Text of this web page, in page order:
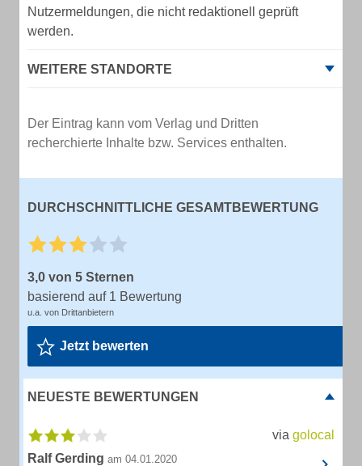
Nutzermeldungen, die nicht redaktionell geprüft
werden.
WEITERE STANDORTE
Der Eintrag kann vom Verlag und Dritten
recherchierte Inhalte bzw. Services enthalten.
DURCHSCHNITTLICHE GESAMTBEWERTUNG
3,0 von 5 Sternen
basierend auf 1 Bewertung
u.a. von Drittanbietern
Jetzt bewerten
NEUESTE BEWERTUNGEN
via golocal
Ralf Gerding am 04.01.2020